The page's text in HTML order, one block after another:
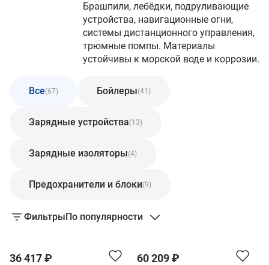
Брашпили, лебёдки, подруливающие
устройства, навигационные огни,
системы дистанционного управления,
трюмные помпы. Материалы
устойчивы к морской воде и коррозии.
Все(67) Бойлеры(41)
Зарядные устройства(13)
Зарядные изоляторы(4)
Предохранители и блоки(9)
ФильтрыПо популярности
36 417 ₽ 60 209 ₽